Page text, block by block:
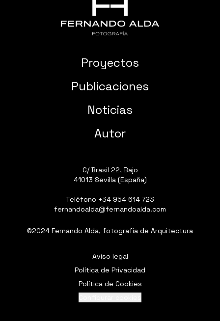
Proyectos
Publicaciones
Noticias
Autor
C/ Brasil 22, Bajo
41013 Sevilla (España)
Teléfono +34 954 614 723
fernandoalda@fernandoalda.com
©2024 Fernando Alda, fotografía de Arquitectura
Aviso legal
Política de Privacidad
Política de Cookies